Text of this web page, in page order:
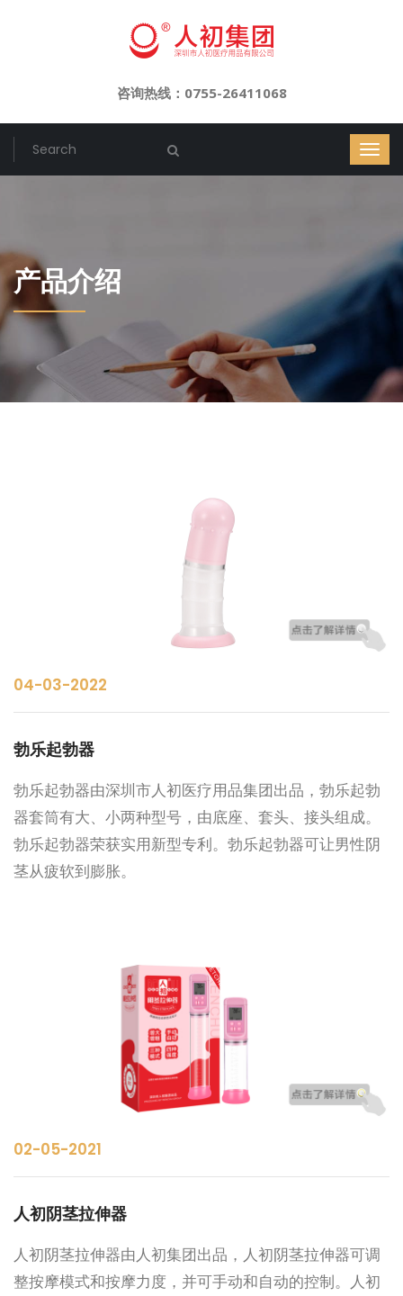
咨询热线：0755-26411068
产品介绍
04-03-2022
勃乐起勃器
勃乐起勃器由深圳市人初医疗用品集团出品，勃乐起勃
器套筒有大、小两种型号，由底座、套头、接头组成。
勃乐起勃器荣获实用新型专利。勃乐起勃器可让男性阴
茎从疲软到膨胀。
02-05-2021
人初阴茎拉伸器
人初阴茎拉伸器由人初集团出品，人初阴茎拉伸器可调
整按摩模式和按摩力度，并可手动和自动的控制。人初